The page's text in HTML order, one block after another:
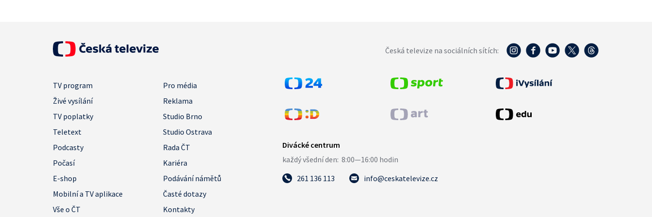
Česká televize na sociálních sítích:
TV program
Pro média
Živé vysílání
Reklama
TV poplatky
Studio Brno
Teletext
Studio Ostrava
Podcasty
Rada ČT
Počasí
Kariéra
E-shop
Podávání námětů
Mobilní a TV aplikace
Časté dotazy
Vše o ČT
Kontakty
261 136 113 info@ceskatelevize.cz